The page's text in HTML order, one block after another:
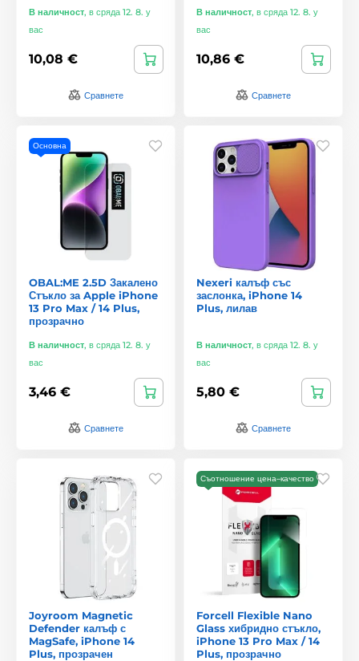
В наличност, в сряда 12. 8. у
вас
10,08 €
Сравнете
В наличност, в сряда 12. 8. у
вас
10,86 €
Сравнете
Основна
OBAL:ME 2.5D Закалено
Стъкло за Apple iPhone
13 Pro Max / 14 Plus,
прозрачно
В наличност, в сряда 12. 8. у
вас
3,46 €
Сравнете
Nexeri калъф със
заслонка, iPhone 14
Plus, лилав
В наличност, в сряда 12. 8. у
вас
5,80 €
Сравнете
Joyroom Magnetic
Defender калъф с
MagSafe, iPhone 14
Plus, прозрачен
Съотношение цена–качество
Forcell Flexible Nano
Glass хибридно стъкло,
iPhone 13 Pro Max / 14
Plus, прозрачно